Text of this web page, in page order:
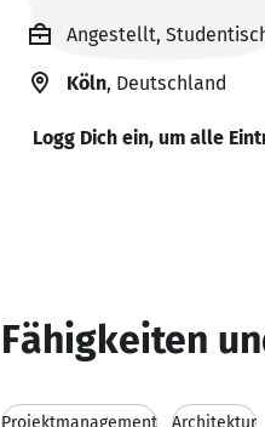
Angestellt,
Köln, Deutschland
Logg Dich ein, um alle
Fähigkeiten
Projektmanagement Architektur